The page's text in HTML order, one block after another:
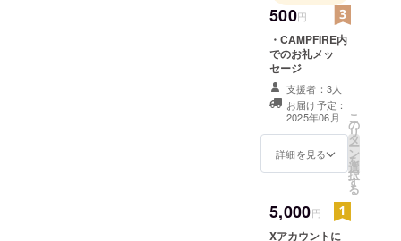
500円
・CAMPFIRE内
でのお礼メッ
セージ
支援者：3人
お届け予定：
2025年06月
詳細を見る
こ
の
リ
タ
ー
ン
を
選
択
す
る
5,000円
Xアカウントに